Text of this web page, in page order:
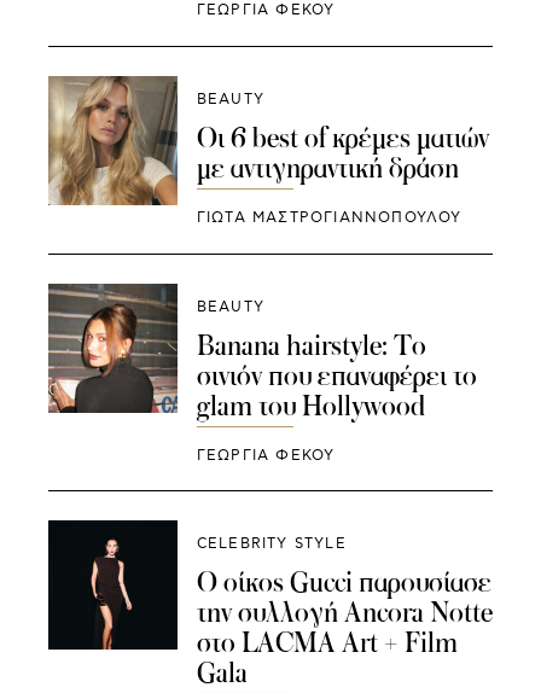
ΓΕΩΡΓΙΑ ΦΕΚΟΥ
BEAUTY
Οι 6 best of κρέμες ματιών
με αντιγηραντική δράση
ΓΙΩΤΑ ΜΑΣΤΡΟΓΙΑΝΝΟΠΟΥΛΟΥ
BEAUTY
Banana hairstyle: To
σινιόν που επαναφέρει το
glam του Hollywood
ΓΕΩΡΓΙΑ ΦΕΚΟΥ
CELEBRITY STYLE
Ο οίκος Gucci παρουσίασε
την συλλογή Ancora Notte
στο LACMA Art + Film
Gala